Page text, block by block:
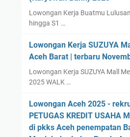
Lowongan Kerja Buatmu
hingga S1 …
Lowongan Kerja SUZUYA
Aceh Barat | terbaru
Lowongan Kerja SUZUYA Mall
2025 WALK …
Lowongan Aceh 2025 -
PETUGAS KREDIT USAHA
di pkks Aceh penempatan